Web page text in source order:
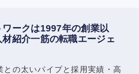
ークは1997年の創業以
紹介一筋の転職エージェ
との太いパイプと採用実績・高